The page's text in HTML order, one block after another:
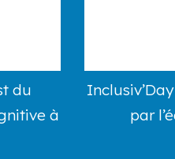
du
à
par